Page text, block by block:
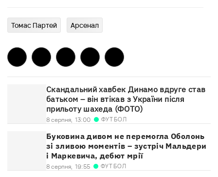
Томас Партей Арсенал
Скандальний хавбек Динамо вдруге став
батьком – він втікав з України після
прильоту шахеда (ФОТО)
8 серпня, 13:00 ФУТБОЛ
Буковина дивом не перемогла Оболонь
зі зливою моментів – зустріч Мальдери
і Маркевича, дебют мрії
8 серпня, 19:55 ФУТБОЛ